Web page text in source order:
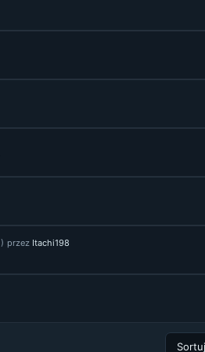
) przez Itachi198